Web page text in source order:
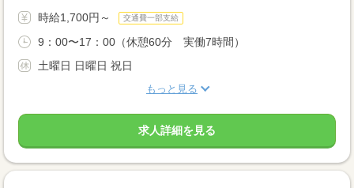
時給1,700円～ 交通費一部支給
9：00〜17：00（休憩60分 実働7時間）
土曜日 日曜日 祝日
もっと見る
求人詳細を見る